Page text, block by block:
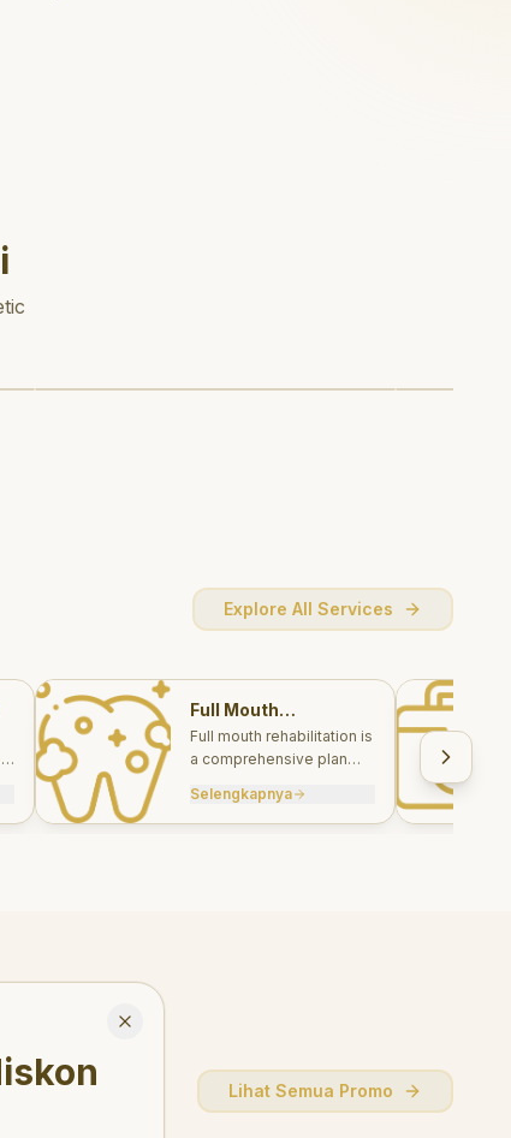
Explore All Services
Full Mouth
Rehabilitations
Full mouth rehabilitation is
a comprehensive plan
aesthetic treatments to
rebuild function, comfort,
Selengkapnya
Lihat Semua Promo
Close